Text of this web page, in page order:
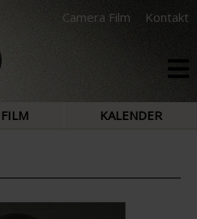
Camera Film Kontakt
FILM KALENDER